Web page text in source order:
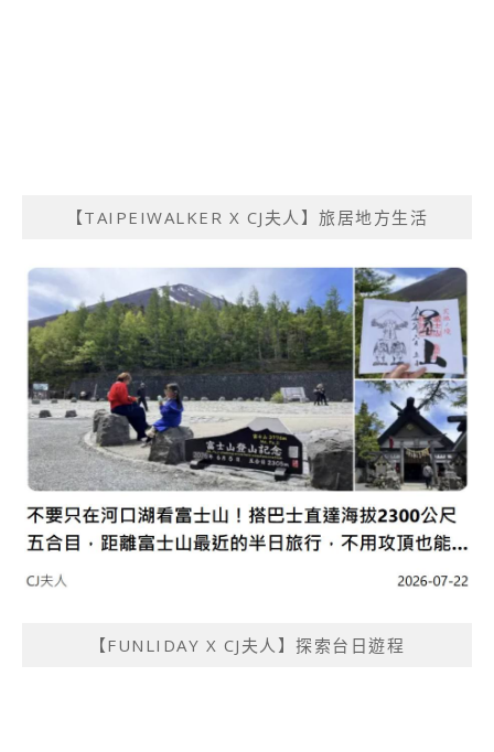
【TAIPEIWALKER X CJ夫人】旅居地方生活
【FUNLIDAY X CJ夫人】探索台日遊程